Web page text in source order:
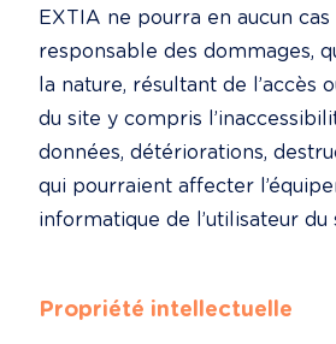
EXTIA ne pourra en aucun
responsable des dommages,
la nature, résultant de l’accès
du site y compris
données, détériorations,
qui pourraient affecter
informatique de l’utilisateur du
Propriété intellectuelle